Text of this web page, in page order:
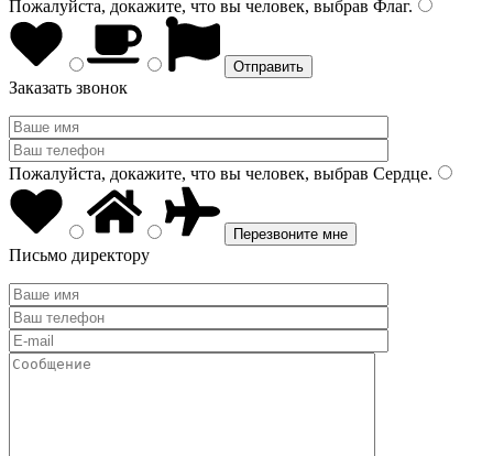
Пожалуйста, докажите, что вы человек, выбрав Флаг.
Заказать звонок
Пожалуйста, докажите, что вы человек, выбрав Сердце.
Письмо директору